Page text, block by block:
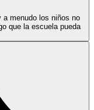
menudo los niños no
que la escuela pueda